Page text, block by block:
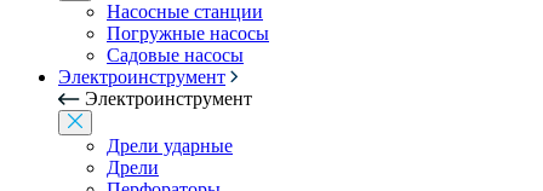
Насосные станции
Погружные насосы
Садовые насосы
Электроинструмент
Электроинструмент
Дрели ударные
Дрели